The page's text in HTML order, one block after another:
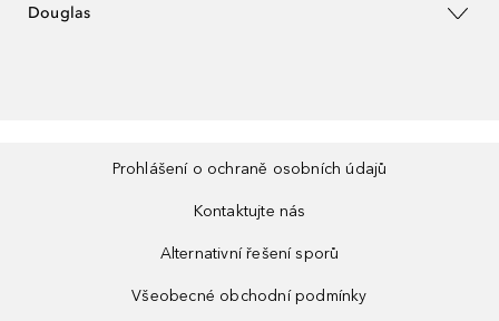
Douglas
Prohlášení o ochraně osobních údajů
Kontaktujte nás
Alternativní řešení sporů
Všeobecné obchodní podmínky